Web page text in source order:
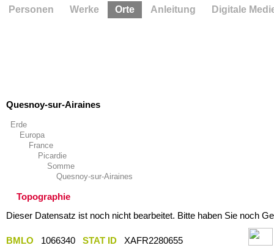
Quesnoy-sur-Airaines
Erde
Europa
France
Picardie
Somme
Quesnoy-sur-Airaines
Topographie
Dieser Datensatz ist noch nicht bearbeitet. Bitte haben Sie noch
BMLO 1066340 STAT ID
XAFR2280655
Personen Werke Orte Anleitung Digitale